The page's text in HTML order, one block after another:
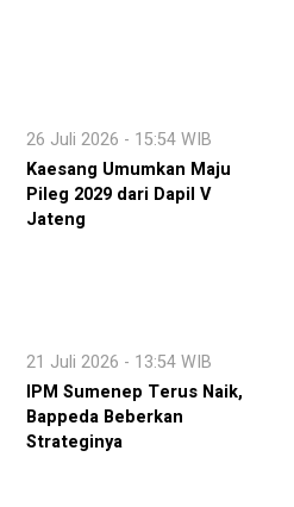
26 Juli 2026 - 15:54 WIB
Kaesang Umumkan Maju
Pileg 2029 dari Dapil V
Jateng
21 Juli 2026 - 13:54 WIB
IPM Sumenep Terus Naik,
Bappeda Beberkan
Strateginya